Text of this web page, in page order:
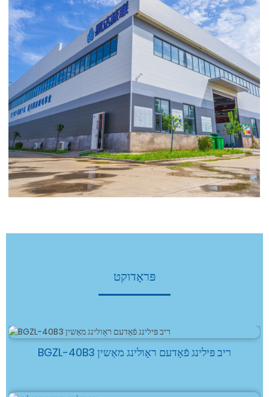
פּראָדוקט
BGZL-40B3 ריב פּילינג פֿאָדעם ראָולינג מאַשין